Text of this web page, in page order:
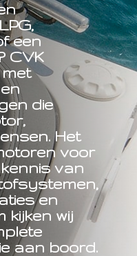
een
CVK
die
Het
voor
van
en
kijken wij
aan boord.